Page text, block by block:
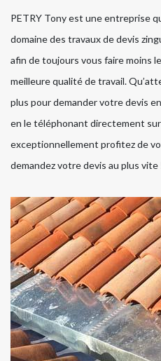
PETRY Tony est une entreprise
domaine des travaux de devis
afin de toujours vous faire moins
meilleure qualité de travail.
plus pour demander votre devis
en le téléphonant directement
exceptionnellement profitez de
demandez votre devis au plus vite